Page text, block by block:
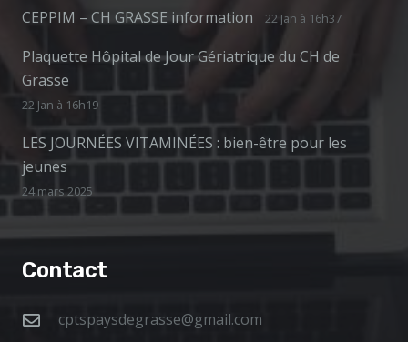
CEPPIM – CH GRASSE information 22 Jan à 16h37
Plaquette Hôpital de Jour Gériatrique du CH de
Grasse
22 Jan à 16h19
LES JOURNÉES VITAMINÉES : bien-être pour les
jeunes
24 mars 2025
Contact
cptspaysdegrasse@gmail.com